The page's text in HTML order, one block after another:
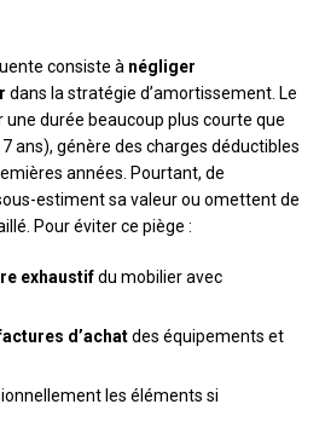
consiste à négliger
dans la stratégie d’amortissement. Le
durée beaucoup plus courte que
ans), génère des charges déductibles
années. Pourtant, de
estiment sa valeur ou omettent de
Pour éviter ce piège :
exhaustifdu mobilier avec
d’achatdes équipements et
les éléments si